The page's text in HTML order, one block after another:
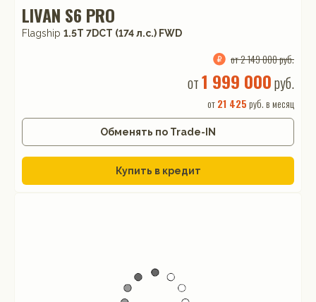
LIVAN S6 PRO
Flagship 1.5T 7DCT (174 л.с.) FWD
от 2 149 000 руб.
от1 999 000руб.
от21 425 руб. в месяц
Обменять по Trade-IN
Купить в кредит